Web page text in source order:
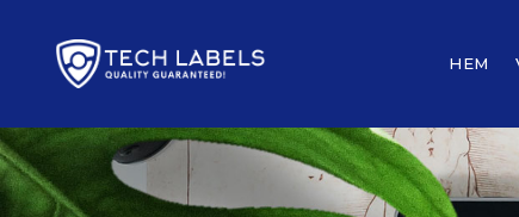
HEM